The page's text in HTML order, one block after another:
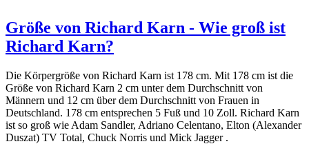
Größe von Richard Karn - Wie groß ist
Richard Karn?
Die Körpergröße von Richard Karn ist 178 cm. Mit 178 cm ist die
Größe von Richard Karn 2 cm unter dem Durchschnitt von
Männern und 12 cm über dem Durchschnitt von Frauen in
Deutschland. 178 cm entsprechen 5 Fuß und 10 Zoll. Richard Karn
ist so groß wie Adam Sandler, Adriano Celentano, Elton (Alexander
Duszat) TV Total, Chuck Norris und Mick Jagger .